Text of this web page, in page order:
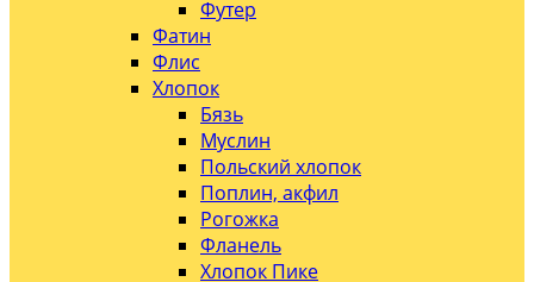
Футер
Фатин
Флис
Хлопок
Бязь
Муслин
Польский хлопок
Поплин, акфил
Рогожка
Фланель
Хлопок Пике